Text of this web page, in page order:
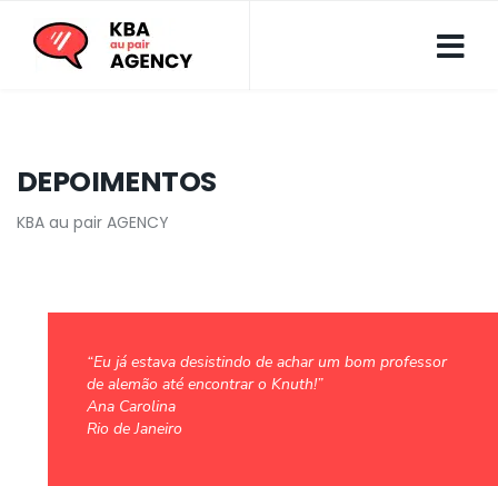
DEPOIMENTOS
KBA au pair AGENCY
“Eu já estava desistindo de achar um bom professor
de alemão até encontrar o Knuth!”
Ana Carolina
Rio de Janeiro